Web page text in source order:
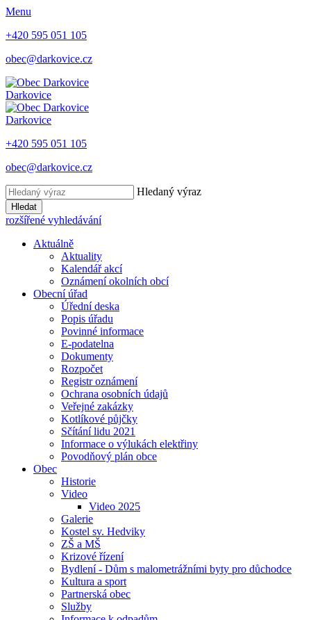
Menu
+420 595 051 105
obec@darkovice.cz
Darkovice
Darkovice
+420 595 051 105
obec@darkovice.cz
Hledaný výraz
Hledat
rozšířené vyhledávání
Aktuálně
Aktuality
Kalendář akcí
Oznámení okolních obcí
Obecní úřad
Úřední deska
Popis úřadu
Povinné informace
E-podatelna
Dokumenty
Rozpočet
Registr oznámení
Ochrana osobních údajů
Veřejné zakázky
Kotlíkové půjčky
Sčítání lidu 2021
Informace o výlukách elektřiny
Povodňový plán obce
Obec
Historie
Video
Video 2025
Galerie
Kostel sv. Hedviky
ZŠ a MŠ
Krizové řízení
Bydlení - Dům s malometrážními byty pro důchodce
Kultura a sport
Partnerská obec
Služby